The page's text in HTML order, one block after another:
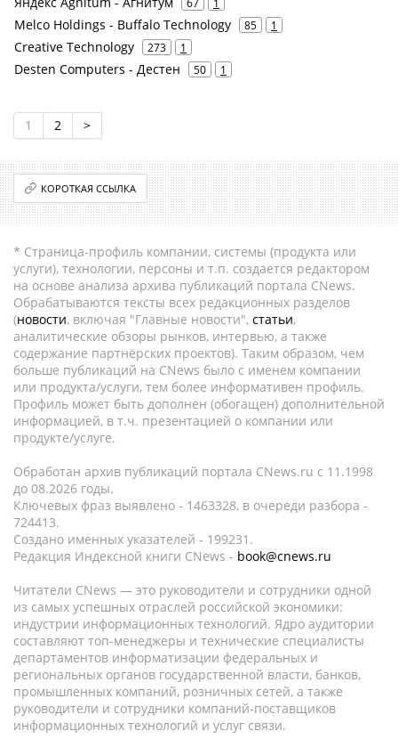
Melco Holdings - Buffalo Technology 85 1
Creative Technology 273 1
Desten Computers - Дестен 50 1
1 2 >
КОРОТКАЯ ССЫЛКА
* Страница-профиль компании, системы (продукта или
услуги), технологии, персоны и т.п. создается редактором
на основе анализа архива публикаций портала CNews.
Обрабатываются тексты всех редакционных разделов
(новости, включая "Главные новости", статьи,
аналитические обзоры рынков, интервью, а также
содержание партнёрских проектов). Таким образом, чем
больше публикаций на CNews было с именем компании
или продукта/услуги, тем более информативен профиль.
Профиль может быть дополнен (обогащен) дополнительной
информацией, в т.ч. презентацией о компании или
продукте/услуге.
Обработан архив публикаций портала CNews.ru c 11.1998
до 08.2026 годы.
Ключевых фраз выявлено - 1463328, в очереди разбора -
724413.
Создано именных указателей - 199231.
Редакция Индексной книги CNews - book@cnews.ru
Читатели CNews — это руководители и сотрудники одной
из самых успешных отраслей российской экономики:
индустрии информационных технологий. Ядро аудитории
составляют топ-менеджеры и технические специалисты
департаментов информатизации федеральных и
региональных органов государственной власти, банков,
промышленных компаний, розничных сетей, а также
руководители и сотрудники компаний-поставщиков
информационных технологий и услуг связи.